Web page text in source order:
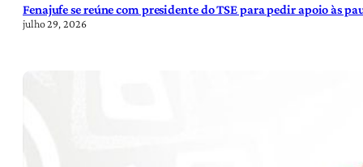
Fenajufe se reúne com presidente do TSE para pedir apoio às
julho 29, 2026